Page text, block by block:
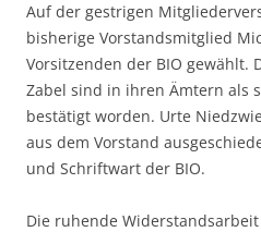
Auf der gestrigen
bisherige Vorstandsmitglied
Vorsitzenden der BIO gewählt.
Zabel sind in ihren Ämtern als
bestätigt worden. Urte
aus dem Vorstand
und Schriftwart der BIO.
Die ruhende